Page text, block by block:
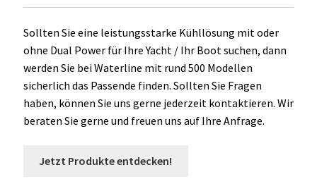
Sollten Sie eine leistungsstarke Kühllösung mit oder
ohne Dual Power für Ihre Yacht / Ihr Boot suchen, dann
werden Sie bei Waterline mit rund 500 Modellen
sicherlich das Passende finden. Sollten Sie Fragen
haben, können Sie uns gerne jederzeit kontaktieren. Wir
beraten Sie gerne und freuen uns auf Ihre Anfrage.
Jetzt Produkte entdecken!